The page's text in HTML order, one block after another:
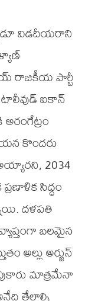
విడదీయరాని
రాజకీయ పార్టీ
ఐకాన్
కొందరు
2034
సిద్ధం
దళపతి
బలమైన
అల్లు అర్జున్
మాత్రమేనా
తేలాల్సి